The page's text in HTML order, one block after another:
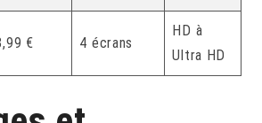
€ 4 écrans
HD à
Ultra HD